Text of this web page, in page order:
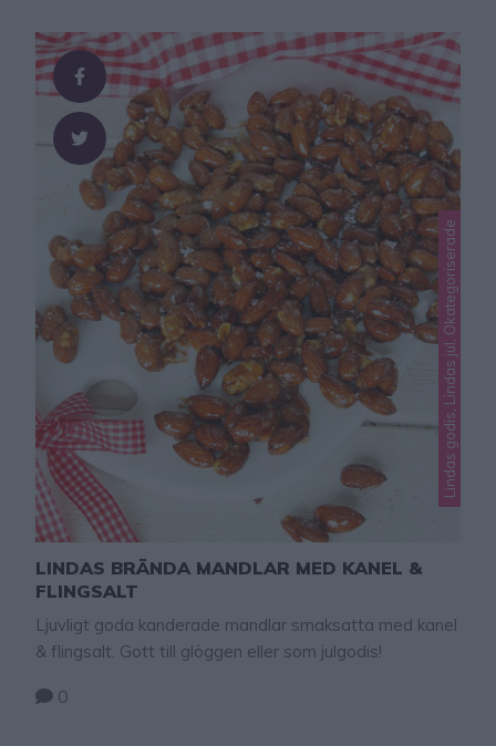
Lindas godis, Lindas jul, Okategoriserade
LINDAS BRÄNDA MANDLAR MED KANEL &
FLINGSALT
Ljuvligt goda kanderade mandlar smaksatta med kanel
& flingsalt. Gott till glöggen eller som julgodis!
0